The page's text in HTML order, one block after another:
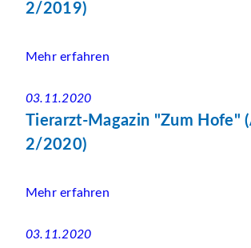
2/2019)
Mehr erfahren
03.11.2020
Tierarzt-Magazin "Zum Hofe"
2/2020)
Mehr erfahren
03.11.2020